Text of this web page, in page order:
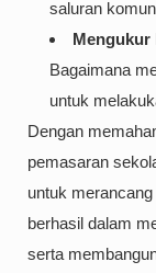
saluran
Mengukur
Bagaimana
untuk
Dengan
pemasaran
untuk
berhasil dalam
serta